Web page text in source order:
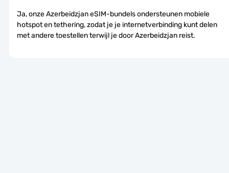
Ja, onze Azerbeidzjan eSIM-bundels ondersteunen mobiele
hotspot en tethering, zodat je je internetverbinding kunt delen
met andere toestellen terwijl je door Azerbeidzjan reist.